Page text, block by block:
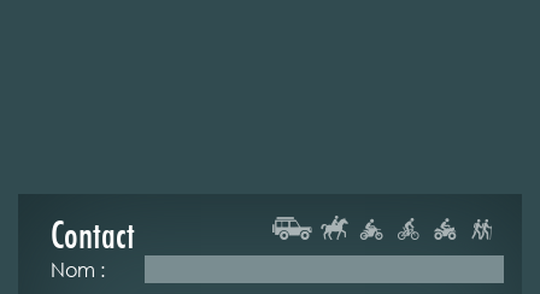
Contact
Nom :